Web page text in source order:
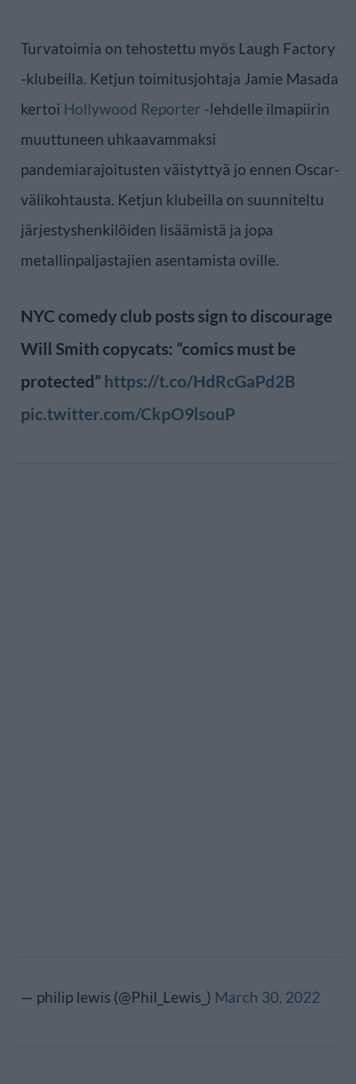
Turvatoimia on tehostettu myös Laugh Factory
-klubeilla. Ketjun toimitusjohtaja Jamie Masada
kertoi Hollywood Reporter -lehdelle ilmapiirin
muuttuneen uhkaavammaksi
pandemiarajoitusten väistyttyä jo ennen Oscar-
välikohtausta. Ketjun klubeilla on suunniteltu
järjestyshenkilöiden lisäämistä ja jopa
metallinpaljastajien asentamista oville.
NYC comedy club posts sign to discourage
Will Smith copycats: “comics must be
protected” https://t.co/HdRcGaPd2B
pic.twitter.com/CkpO9lsouP
— philip lewis (@Phil_Lewis_) March 30, 2022